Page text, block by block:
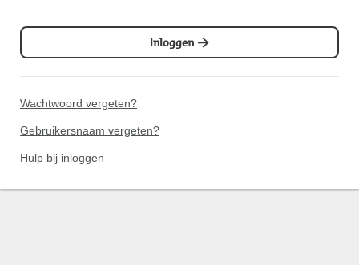
Inloggen
Wachtwoord vergeten?
Gebruikersnaam vergeten?
Hulp bij inloggen